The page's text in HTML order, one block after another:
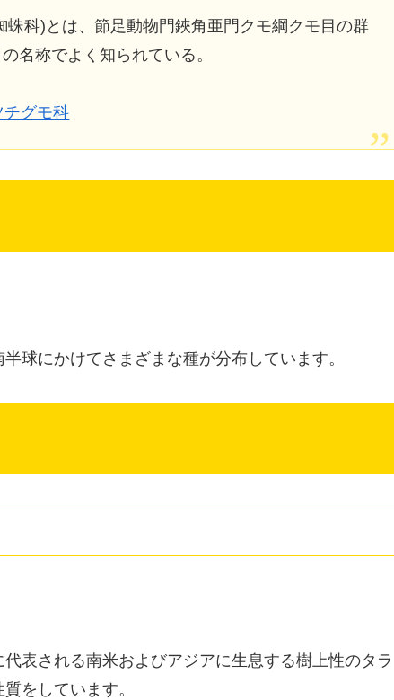
科)とは、節足動物門鋏角亜門クモ綱クモ目の群
名称でよく知られている。
チグモ科
球にかけてさまざまな種が分布しています。
表される南米およびアジアに生息する樹上性のタラ
をしています。